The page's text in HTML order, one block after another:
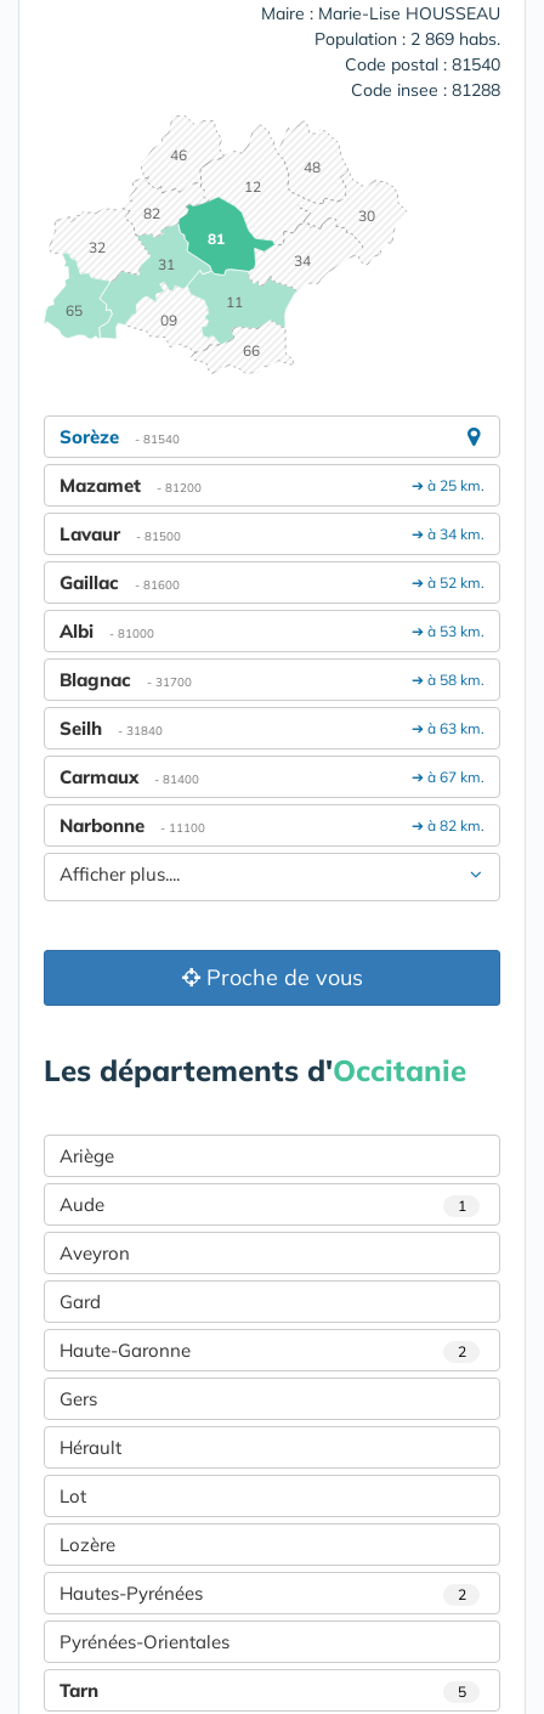
Maire : Marie-Lise HOUSSEAU
Population : 2 869 habs.
Code postal : 81540
Code insee : 81288
09
11
12
30
31
32
34
46
48
65
66
81
82
Sorèze - 81540
➔ à 25 km.
Mazamet - 81200
➔ à 34 km.
Lavaur - 81500
➔ à 52 km.
Gaillac - 81600
➔ à 53 km.
Albi - 81000
➔ à 58 km.
Blagnac - 31700
➔ à 63 km.
Seilh - 31840
➔ à 67 km.
Carmaux - 81400
➔ à 82 km.
Narbonne - 11100
Afficher plus....
Proche de vous
Les départements d'Occitanie
Ariège
Aude 1
Aveyron
Gard
Haute-Garonne 2
Gers
Hérault
Lot
Lozère
Hautes-Pyrénées 2
Pyrénées-Orientales
Tarn 5